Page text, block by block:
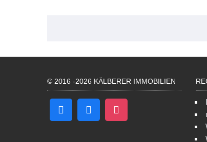
© 2016 -2026 KÄLBERER IMMOBILIEN